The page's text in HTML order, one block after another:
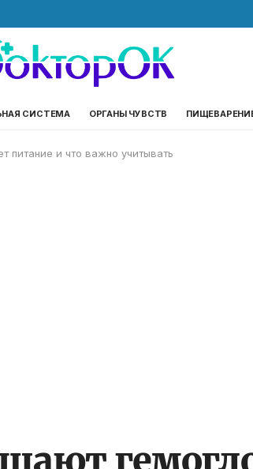
СИСТЕМА ОРГАНЫ ЧУВСТВ
питание и что важно учитывать